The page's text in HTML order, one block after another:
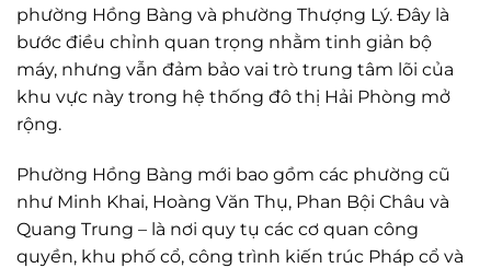
phường Hồng Bàng và phường Thượng Lý. Đây là
bước điều chỉnh quan trọng nhằm tinh giản bộ
máy, nhưng vẫn đảm bảo vai trò trung tâm lõi của
khu vực này trong hệ thống đô thị Hải Phòng mở
rộng.
Phường Hồng Bàng mới bao gồm các phường cũ
như Minh Khai, Hoàng Văn Thụ, Phan Bội Châu và
Quang Trung – là nơi quy tụ các cơ quan công
quyền, khu phố cổ, công trình kiến trúc Pháp cổ và